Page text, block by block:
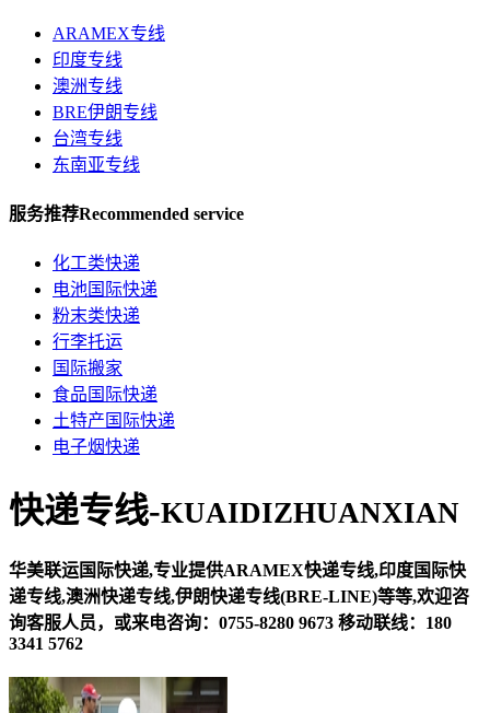
ARAMEX专线
印度专线
澳洲专线
BRE伊朗专线
台湾专线
东南亚专线
服务推荐Recommended service
化工类快递
电池国际快递
粉末类快递
行李托运
国际搬家
食品国际快递
土特产国际快递
电子烟快递
快递专线-KUAIDIZHUANXIAN
华美联运国际快递,专业提供ARAMEX快递专线,印度国际快
递专线,澳洲快递专线,伊朗快递专线(BRE-LINE)等等,欢迎咨
询客服人员，或来电咨询：0755-8280 9673 移动联线：180
3341 5762